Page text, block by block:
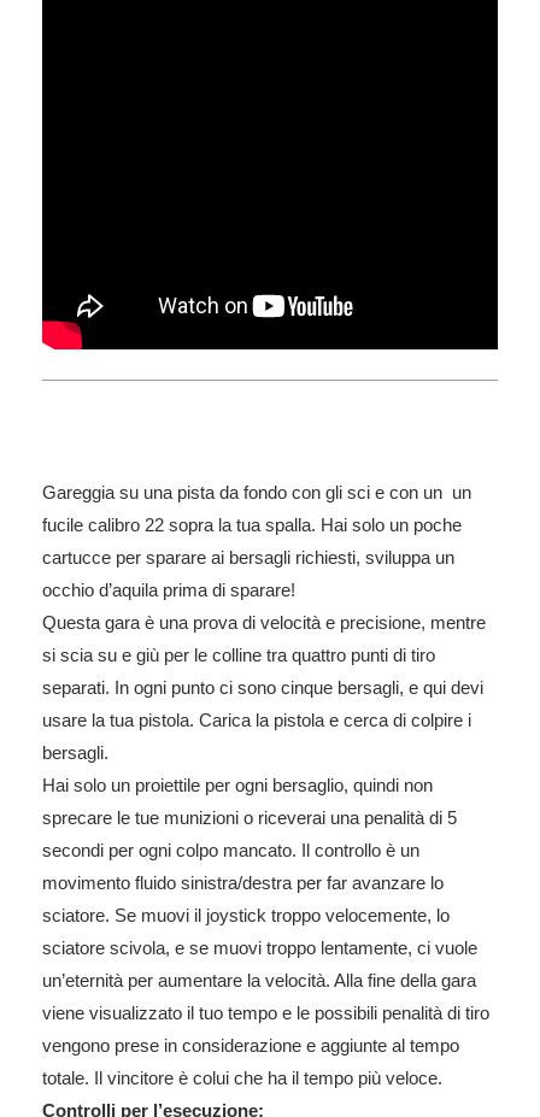
Gareggia su una pista da fondo con gli sci e con un un
fucile calibro 22 sopra la tua spalla. Hai solo un poche
cartucce per sparare ai bersagli richiesti, sviluppa un
occhio d’aquila prima di sparare!
Questa gara è una prova di velocità e precisione, mentre
si scia su e giù per le colline tra quattro punti di tiro
separati. In ogni punto ci sono cinque bersagli, e qui devi
usare la tua pistola. Carica la pistola e cerca di colpire i
bersagli.
Hai solo un proiettile per ogni bersaglio, quindi non
sprecare le tue munizioni o riceverai una penalità di 5
secondi per ogni colpo mancato. Il controllo è un
movimento fluido sinistra/destra per far avanzare lo
sciatore. Se muovi il joystick troppo velocemente, lo
sciatore scivola, e se muovi troppo lentamente, ci vuole
un’eternità per aumentare la velocità. Alla fine della gara
viene visualizzato il tuo tempo e le possibili penalità di tiro
vengono prese in considerazione e aggiunte al tempo
totale. Il vincitore è colui che ha il tempo più veloce.
Controlli per l’esecuzione: